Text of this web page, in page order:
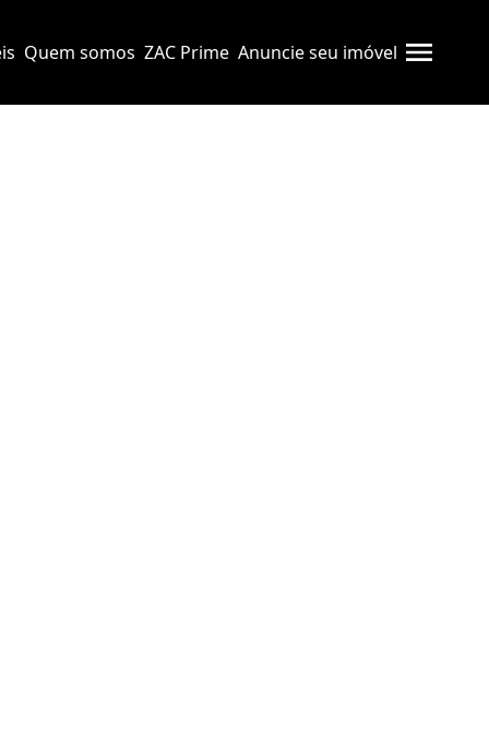
Quem somos ZAC Prime Anuncie seu imóvel